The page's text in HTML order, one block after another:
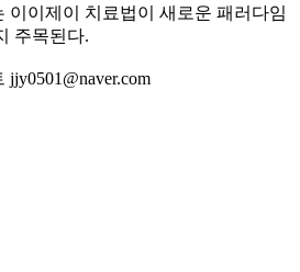
이이제이 치료법이 새로운 패러다임
주목된다.